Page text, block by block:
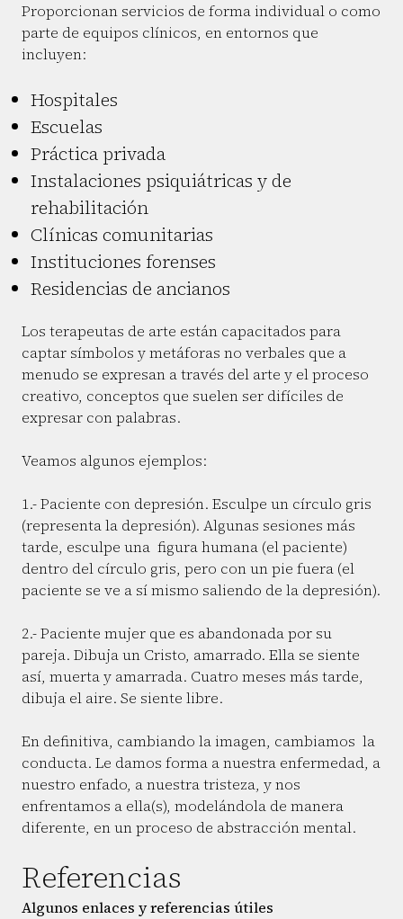
Proporcionan servicios de forma individual o como
parte de equipos clínicos, en entornos que
incluyen:
Hospitales
Escuelas
Práctica privada
Instalaciones psiquiátricas y de
rehabilitación
Clínicas comunitarias
Instituciones forenses
Residencias de ancianos
Los terapeutas de arte están capacitados para
captar símbolos y metáforas no verbales que a
menudo se expresan a través del arte y el proceso
creativo, conceptos que suelen ser difíciles de
expresar con palabras.
Veamos algunos ejemplos:
1.- Paciente con depresión. Esculpe un círculo gris
(representa la depresión). Algunas sesiones más
tarde, esculpe una figura humana (el paciente)
dentro del círculo gris, pero con un pie fuera (el
paciente se ve a sí mismo saliendo de la depresión).
2.- Paciente mujer que es abandonada por su
pareja. Dibuja un Cristo, amarrado. Ella se siente
así, muerta y amarrada. Cuatro meses más tarde,
dibuja el aire. Se siente libre.
En definitiva, cambiando la imagen, cambiamos la
conducta. Le damos forma a nuestra enfermedad, a
nuestro enfado, a nuestra tristeza, y nos
enfrentamos a ella(s), modelándola de manera
diferente, en un proceso de abstracción mental.
Referencias
Algunos enlaces y referencias útiles